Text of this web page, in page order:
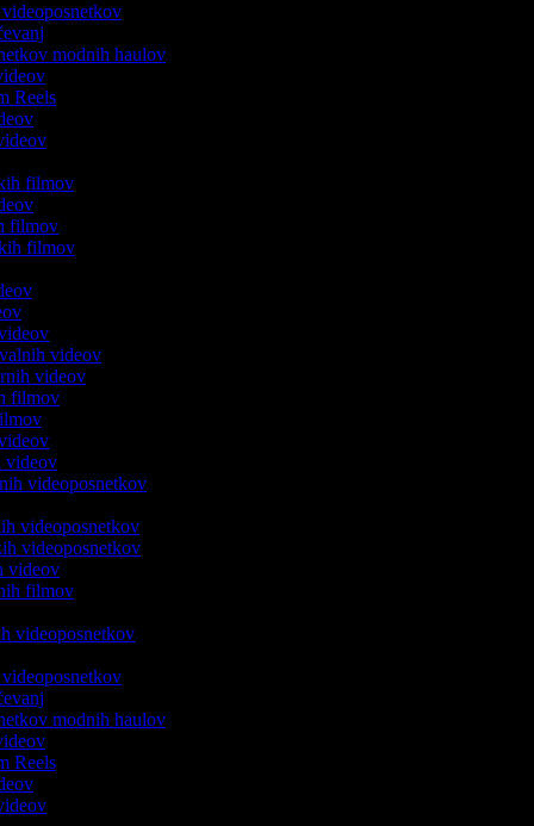
modnih haulov
Reels
filmov
filmov
filmov
videov
videov
filmov
videov
videoposnetkov
videoposnetkov
videoposnetkov
videov
filmov
videoposnetkov
modnih haulov
Reels